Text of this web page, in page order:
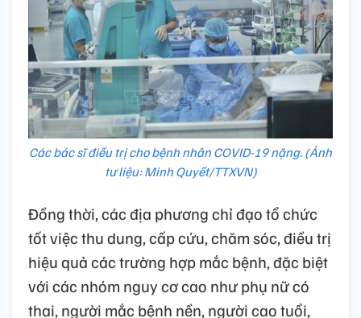
Các bác sĩ điều trị cho bệnh nhân COVID-19 nặng. (Ảnh
tư liệu: Minh Quyết/TTXVN)
Đồng thời, các địa phương chỉ đạo tổ chức
tốt việc thu dung, cấp cứu, chăm sóc, điều trị
hiệu quả các trường hợp mắc bệnh, đặc biệt
với các nhóm nguy cơ cao như phụ nữ có
thai, người mắc bệnh nền, người cao tuổi,